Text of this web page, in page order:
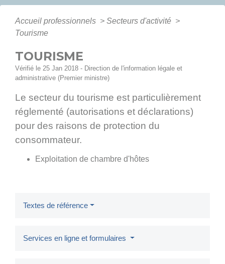
Accueil professionnels > Secteurs d'activité >
Tourisme
TOURISME
Vérifié le 25 Jan 2018 - Direction de l'information légale et
administrative (Premier ministre)
Le secteur du tourisme est particulièrement
réglementé (autorisations et déclarations)
pour des raisons de protection du
consommateur.
Exploitation de chambre d'hôtes
Textes de référence
Services en ligne et formulaires